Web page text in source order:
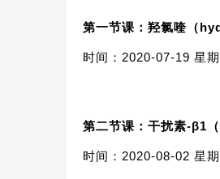
第一节课： 羟氯喹 （
时间：2020-07-19 星
第二节课： 干扰素-β1
时间：2020-08-02 星